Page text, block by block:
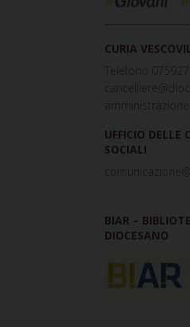
CURIA
Telefono
UFFICIO DELLE
SOCIALI
BIAR –
DIOCESANO